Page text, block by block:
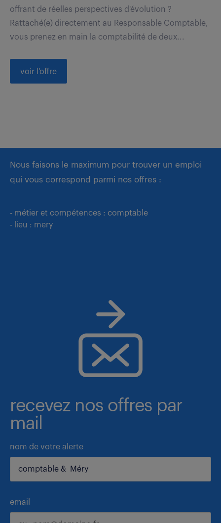
offrant de réelles perspectives d'évolution ?
Rattaché(e) directement au Responsable Comptable,
vous prenez en main la comptabilité de deux...
voir l'offre
Nous faisons le maximum pour trouver un emploi
qui vous correspond parmi nos offres :
- métier et compétences : comptable
- lieu : mery
recevez nos offres par
mail
nom de votre alerte
email